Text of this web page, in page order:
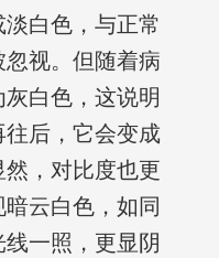
白色，与正常
视。但随着病
白色，这说明
后，它会变成
，对比度也更
云白色，如同
一照，更显阴